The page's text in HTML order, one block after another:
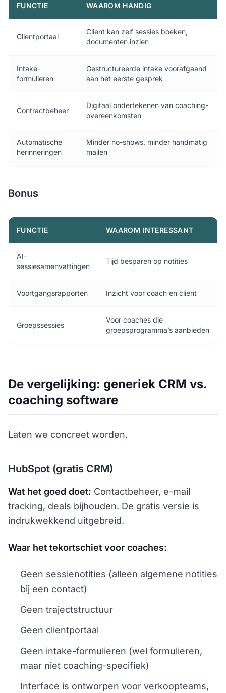
FUNCTIE WAAROM HANDIG
Clientportaal
Client kan zelf sessies boeken,
documenten inzien
Intake-
formulieren
Gestructureerde intake voorafgaand
aan het eerste gesprek
Contractbeheer
Digitaal ondertekenen van coaching-
overeenkomsten
Automatische
herinneringen
Minder no-shows, minder handmatig
mailen
Bonus
FUNCTIE WAAROM INTERESSANT
AI-
sessiesamenvattingen
Tijd besparen op notities
Voortgangsrapporten Inzicht voor coach en client
Groepssessies
Voor coaches die
groepsprogramma’s aanbieden
De vergelijking: generiek CRM vs.
coaching software
Laten we concreet worden.
HubSpot (gratis CRM)
Wat het goed doet: Contactbeheer, e-mail
tracking, deals bijhouden. De gratis versie is
indrukwekkend uitgebreid.
Waar het tekortschiet voor coaches:
Geen sessienotities (alleen algemene notities
bij een contact)
Geen trajectstructuur
Geen clientportaal
Geen intake-formulieren (wel formulieren,
maar niet coaching-specifiek)
Interface is ontworpen voor verkoopteams,